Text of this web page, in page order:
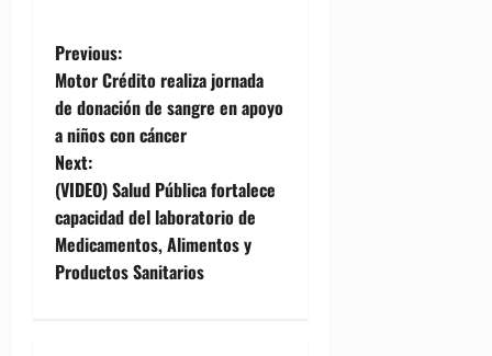
P
o
s
t
n
a
Previous:
Motor Crédito realiza jornada
de donación de sangre en apoyo
a niños con cáncer
Next:
(VIDEO) Salud Pública fortalece
capacidad del laboratorio de
Medicamentos, Alimentos y
Productos Sanitarios